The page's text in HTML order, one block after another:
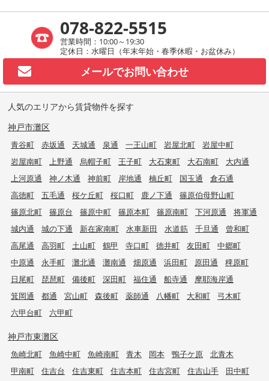
078-822-5515
営業時間：10:00～19:30
定休日：水曜日（年末年始・春季休暇・お盆休み）
メールでお問い合わせ
人気のエリアから賃貸物件を探す
神戸市灘区
青谷町 赤坂通 天城通 泉通 一王山町 岩屋北町
岩屋中町
岩屋南町
上野通 烏帽子町 王子町 大石東町 大石南町
大内通
上河原通
神ノ木通 神前町 岸地通 楠丘町 国玉通
倉石通
高徳町
五毛通 桜ケ丘町 桜口町 鹿ノ下通
篠原伯母野山町
篠原北町
篠原台 篠原中町 篠原本町 篠原南町 下河原通
将軍通
城内通
城の下通 新在家南町 水車新田 水道筋 千旦通
曾和町
高尾通
高羽町 土山町 鶴甲 寺口町 徳井町 友田町
中郷町
中原通
永手町 灘北通 灘南通 畑原通 浜田町 原田通
稗原町
日尾町
琵琶町 備後町 深田町 福住通 船寺通
摩耶海岸通
箕岡通
都通 宮山町 森後町 薬師通 八幡町 大和町
弓木町
六甲台町
六甲町
神戸市東灘区
魚崎北町 魚崎中町 魚崎南町 青木 岡本 鴨子ケ原
北青木
甲南町
住吉台 住吉東町 住吉本町 住吉宮町 住吉山手
田中町